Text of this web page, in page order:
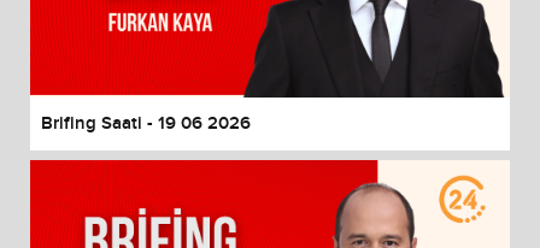
Brifing Saati - 19 06 2026